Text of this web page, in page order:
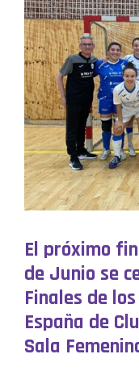
El próximo
de Junio se
Finales de
España de
Sala